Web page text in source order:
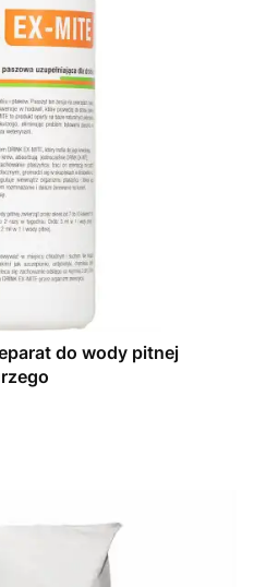
do wody pitnej